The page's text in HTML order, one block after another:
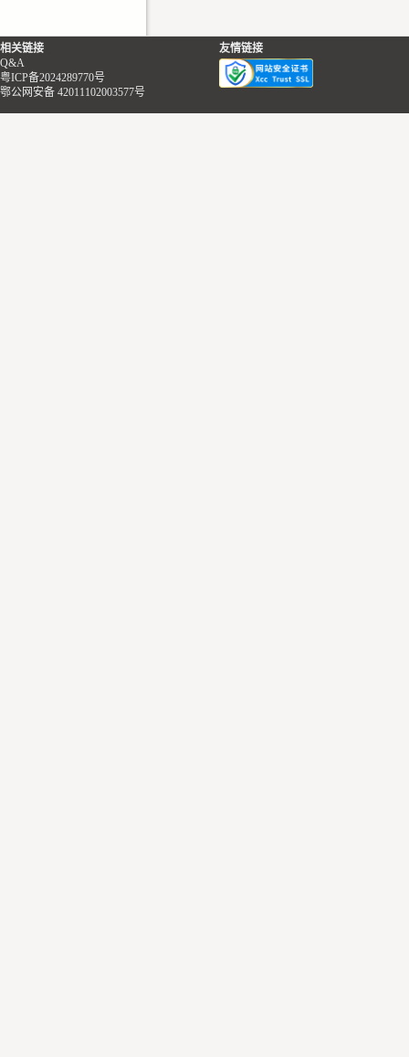
相关链接
Q&A
粤ICP备2024289770号
鄂公网安备 42011102003577号
友情链接